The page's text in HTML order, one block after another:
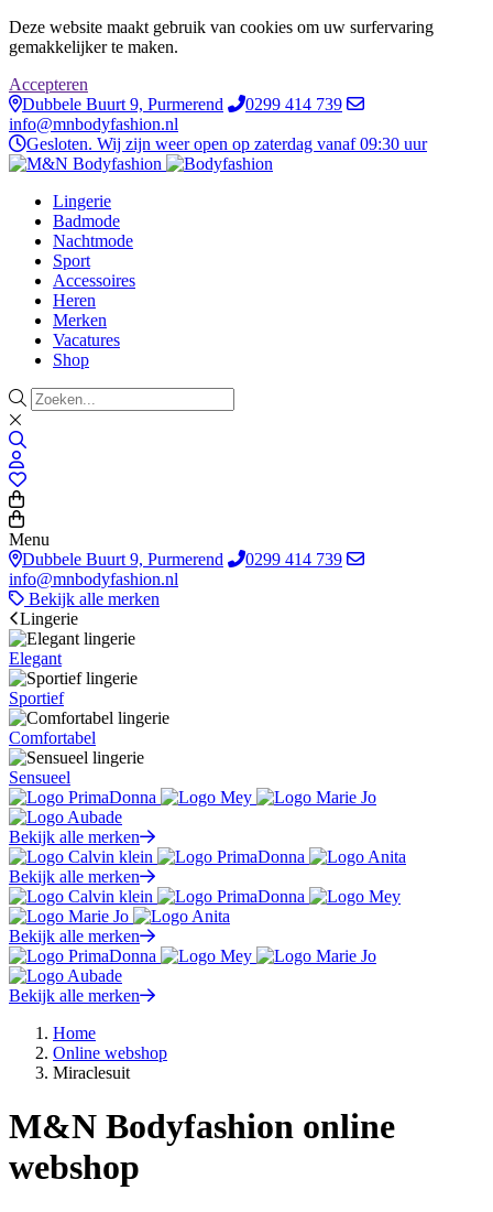
Deze website maakt gebruik van cookies om uw surfervaring
gemakkelijker te maken.
Accepteren
Dubbele Buurt 9, Purmerend
0299 414 739
info@mnbodyfashion.nl
Gesloten. Wij zijn weer open op zaterdag vanaf 09:30 uur
Lingerie
Badmode
Nachtmode
Sport
Accessoires
Heren
Merken
Vacatures
Shop
Menu
Dubbele Buurt 9, Purmerend
0299 414 739
info@mnbodyfashion.nl
Bekijk alle merken
Lingerie
Elegant
Sportief
Comfortabel
Sensueel
Bekijk alle merken
Bekijk alle merken
Bekijk alle merken
Bekijk alle merken
Home
Online webshop
Miraclesuit
M&N Bodyfashion online
webshop